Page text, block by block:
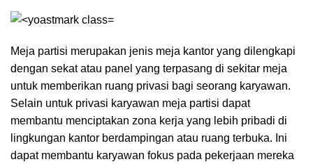
Meja partisi merupakan jenis meja kantor yang dilengkapi
dengan sekat atau panel yang terpasang di sekitar meja
untuk memberikan ruang privasi bagi seorang karyawan.
Selain untuk privasi karyawan meja partisi dapat
membantu menciptakan zona kerja yang lebih pribadi di
lingkungan kantor berdampingan atau ruang terbuka. Ini
dapat membantu karyawan fokus pada pekerjaan mereka